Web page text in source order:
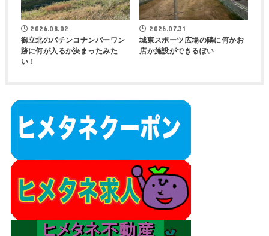
2026.08.02
御立北のパチンコナンバーワン
跡に何が入るか決まったみた
い！
2026.07.31
城東スポーツ広場の隣に何かお
店か施設ができるぽい